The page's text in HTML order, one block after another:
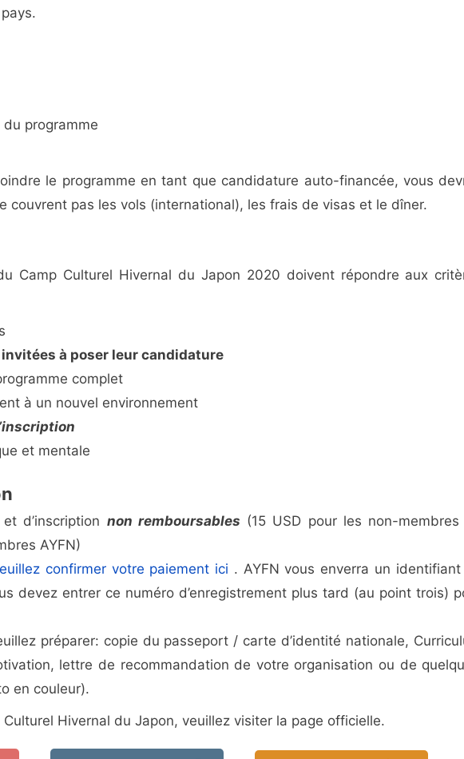
programme
le programme en tant que candidature auto-financée, vous
couvrent pas les vols (international), les frais de visas et le dîner.
Camp Culturel Hivernal du Japon 2020 doivent répondre aux
à poser leur candidature
complet
à un nouvel environnement
et mentale
d’inscription non remboursables (15 USD pour les non-
AYFN)
confirmer votre paiement ici . AYFN vous enverra un
devez entrer ce numéro d’enregistrement plus tard (au point trois)
préparer: copie du passeport / carte d’identité nationale,
lettre de recommandation de votre organisation ou de
en couleur).
Hivernal du Japon, veuillez visiter la page officielle.